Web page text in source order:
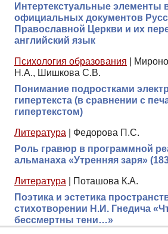
Интертекстуальные элементы
официальных документов
Православной Церкви и их
английский язык
Психология образования
Н.А., Шишкова С.В.
Понимание подростками
гипертекста (в сравнении с
гипертекстом)
Литература
Федорова П.С.
Роль гравюр в программной
альманаха «Утренняя заря»
Литература
Поташова К.А.
Поэтика и эстетика
стихотворении Н.И. Гнедича
бессмертны тени…»